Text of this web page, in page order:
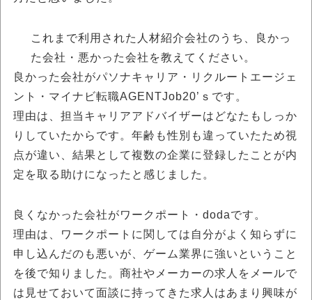
これまで利用された人材紹介会社のうち、良かっ
た会社・悪かった会社を教えてください。
良かった会社がパソナキャリア・リクルートエージェ
ント・マイナビ転職AGENTJob20’ｓです。
理由は、担当キャリアアドバイザーはどなたもしっか
りしていたからです。年齢も性別も違っていたため視
点が違い、結果として複数の企業に登録したことが内
定を取る助けになったと感じました。
良くなかった会社がワークポート・dodaです。
理由は、ワークポートに関しては自分がよく知らずに
申し込んだのも悪いが、ゲーム業界に強いということ
を後で知りました。商社やメーカーの求人をメールで
は見せておいて面談に持ってきた求人はあまり興味が